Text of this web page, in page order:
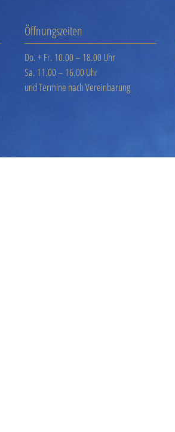
Öffnungszeiten
Do. + Fr. 10.00 – 18.00 Uhr
Sa. 11.00 – 16.00 Uhr
und Termine nach Vereinbarung